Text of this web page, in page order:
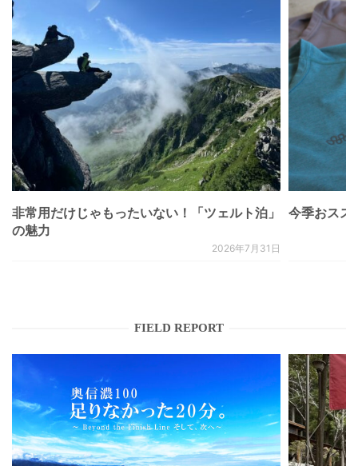
非常用だけじゃもったいない！「ツェルト泊」
の魅力
2026年7月31日
今季おスス
FIELD REPORT